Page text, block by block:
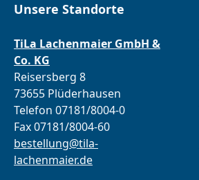
Unsere Standorte
TiLa Lachenmaier GmbH &
Co. KG
Reisersberg 8
73655 Plüderhausen
Telefon 07181/8004-0
Fax 07181/8004-60
bestellung@tila-
lachenmaier.de